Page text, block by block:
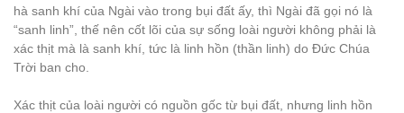
hà sanh khí của Ngài vào trong bụi đất ấy, thì Ngài đã gọi nó là
“sanh linh”, thế nên cốt lõi của sự sống loài người không phải là
xác thịt mà là sanh khí, tức là linh hồn (thần linh) do Đức Chúa
Trời ban cho.
Xác thịt của loài người có nguồn gốc từ bụi đất, nhưng linh hồn